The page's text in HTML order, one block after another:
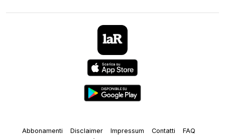
Abbonamenti Disclaimer Impressum Contatti
FAQ